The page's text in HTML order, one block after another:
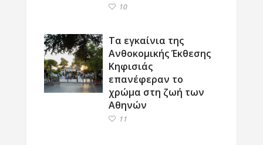
10
Τα εγκαίνια της
Ανθοκομικής Έκθεσης
Κηφισιάς
επανέφεραν το
χρώμα στη ζωή των
Αθηνών
11